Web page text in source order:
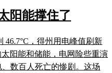
阳能撑住了
46.7°C，得州用电峰值刷新
阳能和储能，电网险些重演
、数百人死亡的惨剧。这场